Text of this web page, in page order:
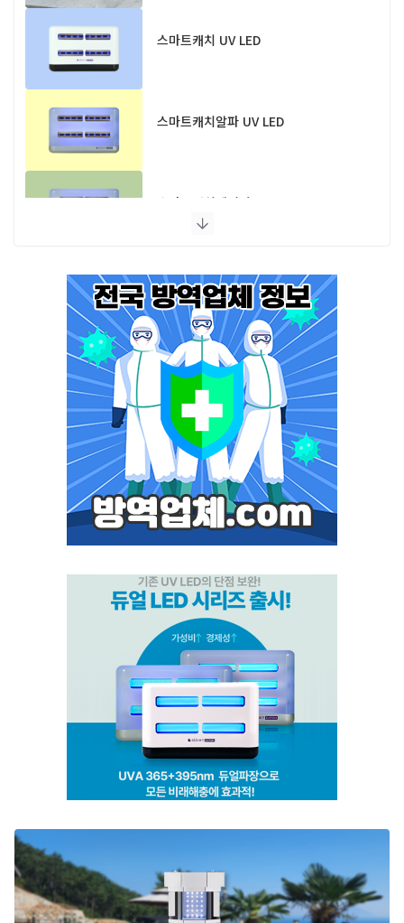
스마트캐치 UV LED
스마트캐치알파 UV LED
스마트캐치에디션 UV LED
플라이포커스
모스포커스
포커스 LED
스마트키퍼 UV LED 일반형
스마트키퍼 UV LED 고급형
스마트캐치